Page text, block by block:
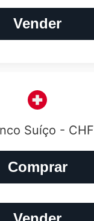
Vender
Suíço - CHF
Comprar